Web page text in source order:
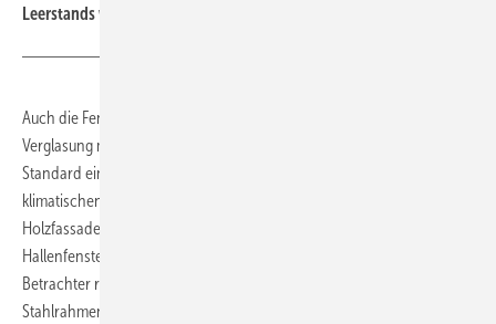
Leerstands waren deutlich sichtbar.
Auch die Fenster sind hochwertig in Holz ausgeführt, ihre Dreifach-
Verglasung mit einem Gesamt-U-Wert von 0,80 W/m²K hält den KfW-
Standard ein. In der realisierten Ausführung wird die Funktion der
klimatischen Hülle ausschließlich von der inneren Schicht der
Holzfassade übernommen. Die Glasscheiben der großformatigen
Hallenfenster wurden nicht wieder eingesetzt. Auch ein aufmerksamer
Betrachter realisiert aber erst auf den zweiten Blick, dass die alten
Stahlrahmen die räumliche Hülle lediglich optisch schließen.